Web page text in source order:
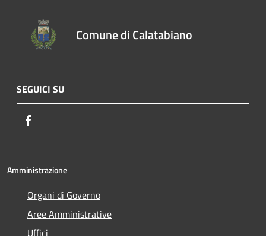
Comune di Calatabiano
SEGUICI SU
Amministrazione
Organi di Governo
Aree Amministrative